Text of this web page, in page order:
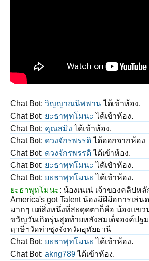
Chat Bot: วิญญาณนิพพานได้เข้าห้อง.
Chat Bot: ยะธาพุทโมนะ ได้เข้าห้อง.
Chat Bot: คุณสมิง ได้เข้าห้อง.
Chat Bot: ดวงจักรพรรดิได้ออกจากห้อง
Chat Bot: ดวงจักรพรรดิได้เข้าห้อง.
Chat Bot: ยะธาพุทโมนะ ได้เข้าห้อง.
Chat Bot: ยะธาพุทโมนะ ได้เข้าห้อง.
ยะธาพุทโมนะ: น้องเนเน่ เจ้าของคลิปห
America's got Talent น้องมีฝีมือการเล่
มากๆ แต่สิ่งหนึ่งที่สะดุดตาก็คือ น้องแขว
ขวัญวันเกิดรุ่นสุดท้ายหลังสมเด็จองค์ปฐ
ฤาษีฯวัดท่าซุงจังหวัดอุทัยธานี
Chat Bot: ยะธาพุทโมนะ ได้เข้าห้อง.
Chat Bot: akng789ได้เข้าห้อง.